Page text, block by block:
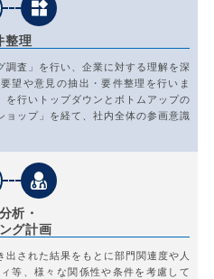
整理
調査」を行い、企業に対する理解を深
望や意見の抽出・要件整理を行いま
を行いトップダウンとボトムアップの
ョップ」を経て、社内全体の参画意識
析・
グ計画
された結果をもとに部門関連度や人
等、様々な関係性や条件を考慮して